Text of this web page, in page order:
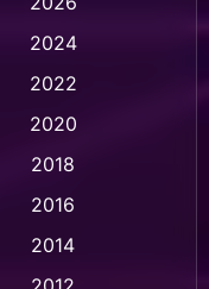
(32)
(1)
(1)
2024
2022
2020
2018
2016
2014